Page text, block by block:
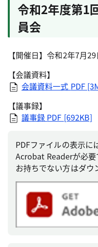
令和2年度第1
員会
【開催日】令和2年7月29
【会議資料】
会議資料一式 PDF
【議事録】
議事録 PDF [692KB]
PDFファイルの表示
Acrobat Readerが必要
お持ちでない方はダウ